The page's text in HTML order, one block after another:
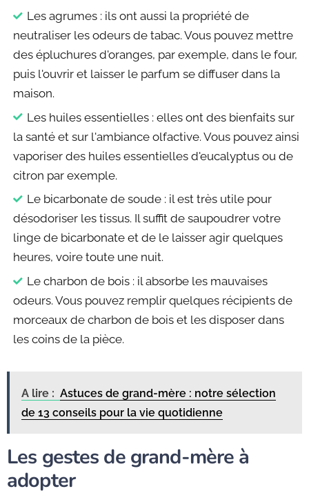
Les agrumes : ils ont aussi la propriété de
neutraliser les odeurs de tabac. Vous pouvez mettre
des épluchures d'oranges, par exemple, dans le four,
puis l'ouvrir et laisser le parfum se diffuser dans la
maison.
Les huiles essentielles : elles ont des bienfaits sur
la santé et sur l'ambiance olfactive. Vous pouvez ainsi
vaporiser des huiles essentielles d'eucalyptus ou de
citron par exemple.
Le bicarbonate de soude : il est très utile pour
désodoriser les tissus. Il suffit de saupoudrer votre
linge de bicarbonate et de le laisser agir quelques
heures, voire toute une nuit.
Le charbon de bois : il absorbe les mauvaises
odeurs. Vous pouvez remplir quelques récipients de
morceaux de charbon de bois et les disposer dans
les coins de la pièce.
A lire : Astuces de grand-mère : notre sélection
de 13 conseils pour la vie quotidienne
Les gestes de grand-mère à
adopter